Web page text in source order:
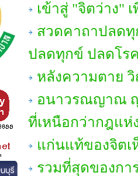
เข้าสู่ "จิตว่าง"
สวดคาถาปลด
ปลดทุกข์ ปลดโร
หลังความตาย
อนาวรณญาณ
ที่เหนือกว่ากฎแห่
แก่นแท้ของจิตเ
รวมที่สุดของกา